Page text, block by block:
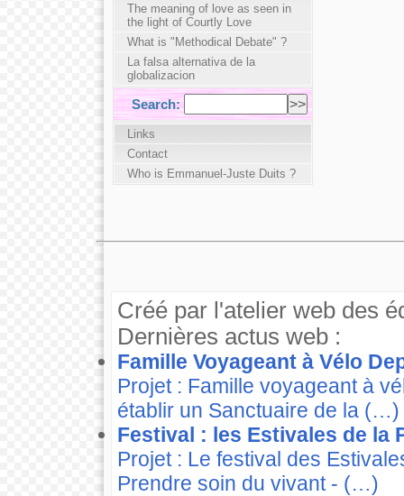
The meaning of love as seen in
the light of Courtly Love
What is "Methodical Debate" ?
La falsa alternativa de la
globalizacion
Search:
Links
Contact
Who is Emmanuel-Juste Duits ?
Créé par l'atelier web des
Dernières actus web :
Famille Voyageant à Vélo
Projet : Famille voyageant à
établir un Sanctuaire de la (…)
Festival : les Estivales de la
Projet : Le festival des
Prendre soin du vivant - (…)